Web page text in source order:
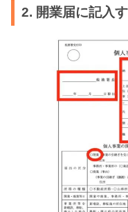
2. 開業届に記入